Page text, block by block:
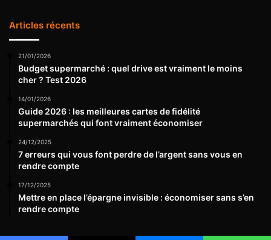
Articles récents
21/01/2026
Budget supermarché : quel drive est vraiment le moins
cher ? Test 2026
14/01/2026
Guide 2026 : les meilleures cartes de fidélité
supermarchés qui font vraiment économiser
24/12/2025
7 erreurs qui vous font perdre de l’argent sans vous en
rendre compte
17/12/2025
Mettre en place l’épargne invisible : économiser sans s’en
rendre compte